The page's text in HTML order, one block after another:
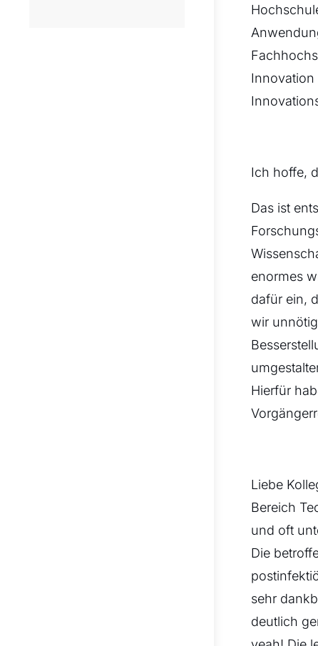
Innovation
Ich hoffe,
Das ist
enormes
dafür ein,
wir
Hierfür
Liebe
Bereich
und oft
Die
sehr
deutlich